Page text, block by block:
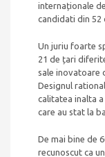
internaționale
candidati din 52
Un juriu foarte
21 de țari
sale inovatoare
Designul
calitatea inalta
care au stat la
De mai bine de
recunoscut ca